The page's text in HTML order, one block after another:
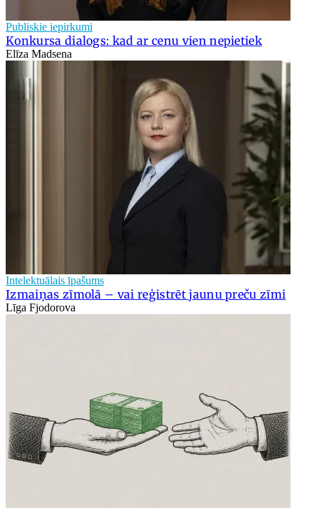
Publiskie iepirkumi
Konkursa dialogs: kad ar cenu vien nepietiek
Elīza Madsena
Intelektuālais īpašums
Izmaiņas zīmolā – vai reģistrēt jaunu preču zīmi
Līga Fjodorova